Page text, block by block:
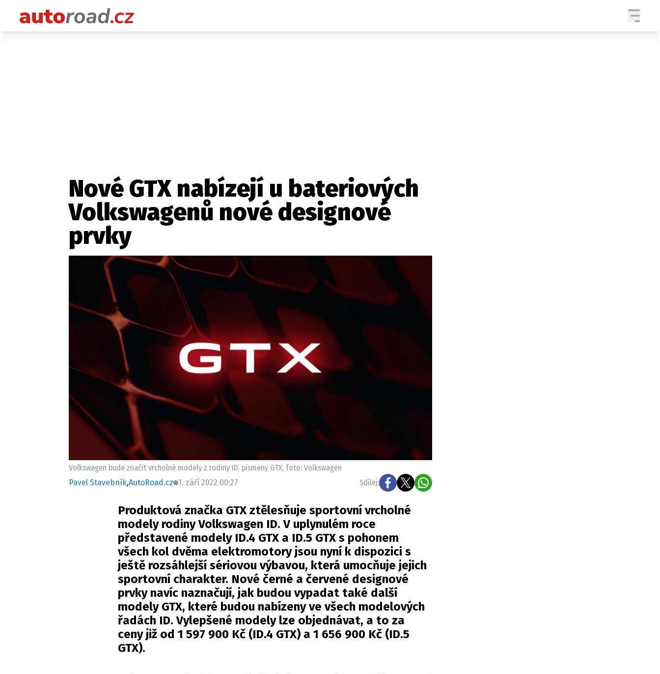
Ekonomika
Český trh
Profi
Etický kodex Kontakt Vydavatel
Osobní údaje / Cookies
Provozovatelem serveru autoroad.cz je INCORP MEDIA GROUP s.r.o., IČ: 118 23 054
Nové GTX nabízejí u bateriových
Volkswagenů nové designové
prvky
Volkswagen bude značit vrcholné modely z rodiny ID. písmeny GTX, foto: Volkswagen
Pavel Stavebník,AutoRoad.cz 1. září 2022 00:27 Sdílej:
Produktová značka GTX ztělesňuje sportovní vrcholné
modely rodiny Volkswagen ID. V uplynulém roce
představené modely ID.4 GTX a ID.5 GTX s pohonem
všech kol dvěma elektromotory jsou nyní k dispozici s
ještě rozsáhlejší sériovou výbavou, která umocňuje jejich
sportovní charakter. Nové černé a červené designové
prvky navíc naznačují, jak budou vypadat také další
modely GTX, které budou nabízeny ve všech modelových
řadách ID. Vylepšené modely lze objednávat, a to za
ceny již od 1 597 900 Kč (ID.4 GTX) a 1 656 900 Kč (ID.5
GTX).